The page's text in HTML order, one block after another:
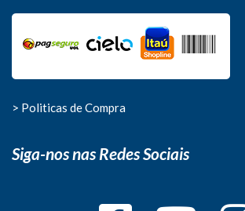
> Politicas de Compra
Siga-nos nas Redes Sociais